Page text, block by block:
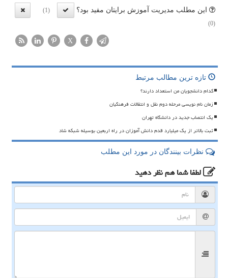
این مطلب مدیریت آموزش برایتان مفید بود؟
(1)
(0)
X
تازه ترین مطالب مرتبط
کدام دانشجویان من استعداد دارند؟
زمان نام نویسی مرحله دوم نقل و انتقالات فرهنگیان
یک انتصاب جدید در دانشگاه تهران
ثبت بالاتر از یک میلیارد قدم دانش آموزان در راه اربعین بوسیله شبکه شاد
نظرات بینندگان در مورد این مطلب
لطفا شما همنظر دهید